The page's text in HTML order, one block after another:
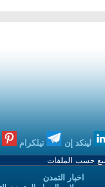
لينكد إن تيلكرام
اخبار التمدن